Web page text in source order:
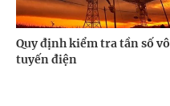
Quy định kiểm tra tần số vô
tuyến điện